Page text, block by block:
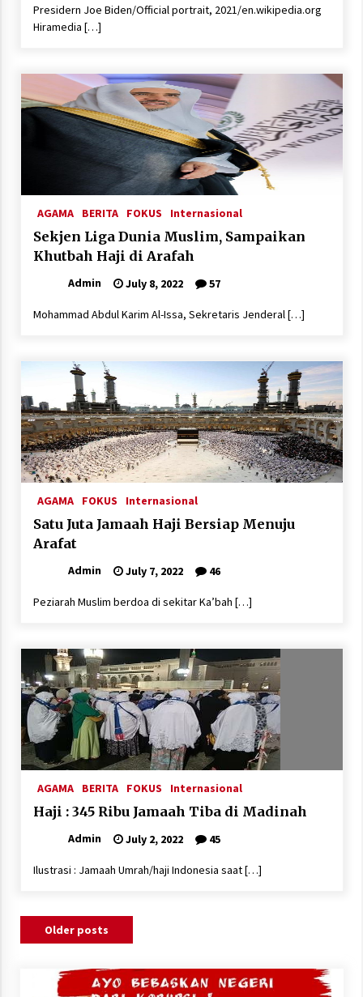
February 7, 2026
Presidern Joe Biden/Official portrait, 2021/en.wikipedia.org
Hiramedia […]
AGAMA BERITA FOKUS Internasional
Sekjen Liga Dunia Muslim, Sampaikan
Khutbah Haji di Arafah
Admin July 8, 2022 57
Mohammad Abdul Karim Al-Issa, Sekretaris Jenderal […]
AGAMA FOKUS Internasional
Satu Juta Jamaah Haji Bersiap Menuju
Arafat
Admin July 7, 2022 46
Peziarah Muslim berdoa di sekitar Ka’bah […]
AGAMA BERITA FOKUS Internasional
Haji : 345 Ribu Jamaah Tiba di Madinah
Admin July 2, 2022 45
Ilustrasi : Jamaah Umrah/haji Indonesia saat […]
Posts
Older posts